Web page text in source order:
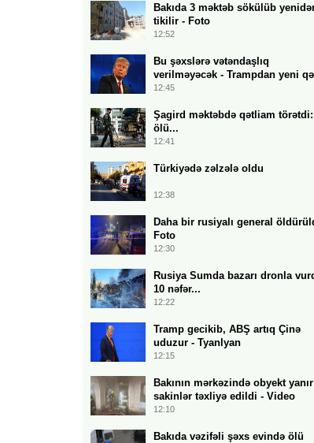
Bakıda 3 məktəb sökülüb
tikilir - Foto
12:52
Bu şəxslərə vətəndaşlıq
verilməyəcək - Trampdan yeni
12:45
Şagird məktəbdə qətliam
ölü...
12:41
Türkiyədə zəlzələ oldu
12:38
Daha bir rusiyalı general
Foto
12:30
Rusiya Sumda bazarı dronla
10 nəfər...
12:22
Tramp gecikib, ABŞ artıq Çinə
uduzur - Tyanlyan
12:15
Bakının mərkəzində obyekt
sakinlər təxliyə edildi - Video
12:10
Bakıda vəzifəli şəxs evində ölü